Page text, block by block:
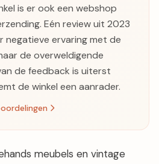
is er ook een webshop
Eén review uit 2023
negatieve ervaring met de
de overweldigende
de feedback is uiterst
de winkel een aanrader.
meubels en vintage